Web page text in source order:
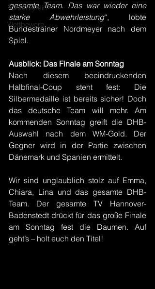
Förderverein
Wettbewerb
TVHB
gesamte Team. Das war wieder eine
starke Abwehrleistung“, lobte
Bundestrainer Nordmeyer nach dem
Spiel.
Ausblick: Das Finale am Sonntag
Nach diesem beeindruckenden
Halbfinal-Coup steht fest: Die
Silbermedaille ist bereits sicher! Doch
das deutsche Team will mehr. Am
kommenden Sonntag greift die DHB-
Auswahl nach dem WM-Gold. Der
Gegner wird in der Partie zwischen
Dänemark und Spanien ermittelt.
Wir sind unglaublich stolz auf Emma,
Chiara, Lina und das gesamte DHB-
Team. Der gesamte TV Hannover-
Badenstedt drückt für das große Finale
am Sonntag fest die Daumen. Auf
geht’s – holt euch den Titel!